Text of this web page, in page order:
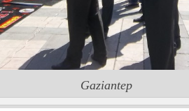
Gaziantep